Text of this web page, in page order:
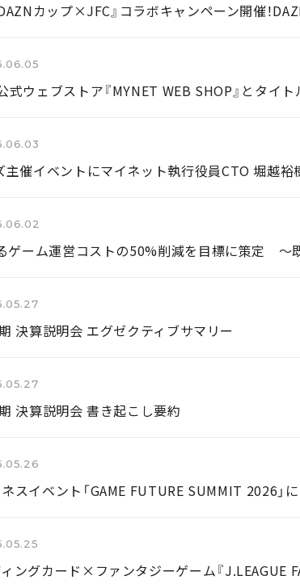
式ウェブストア『MYNET WEB SHOP』とタイ
主催イベントにマイネット執行役員CTO 堀
ゲーム運営コストの50%削減を目標に策定
決算説明会 エグゼクティブサマリー
決算説明会 書き起こし要約
スイベント「GAME FUTURE SUMMIT 2026」